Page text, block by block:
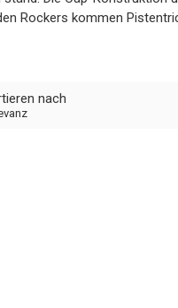
Rockers kommen
nach